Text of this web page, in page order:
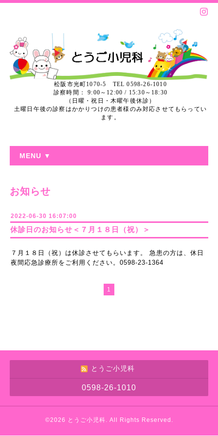
松阪市光町1070-5 TEL 0598-26-1010
診察時間： 9:00～12:00 / 15:30～18:30
（日曜・祝日・木曜午後休診）
土曜日午後の診察はかかりつけの患者様のみ対応させてもらってい
ます。
MENU ▼
お知らせ
2022-06-30 16:07:00
休診日のお知らせ＜７月１８日（祝）＞
７月１８日（祝）は休診させてもらいます。 急患の方は、休日
夜間応急診療所をご利用ください。0598-23-1364
1
とうご小児科
0598-26-1010
©2026 とうご小児科 . All Rights Reserved.